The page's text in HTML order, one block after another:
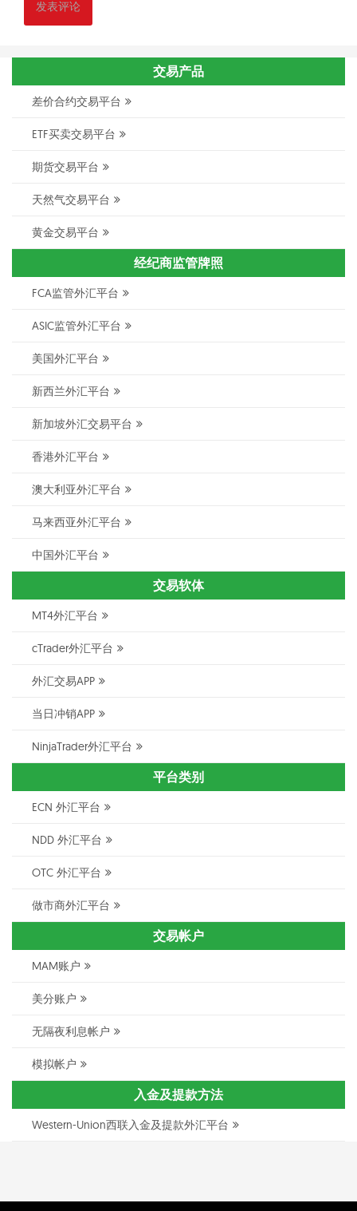
交易产品
差价合约交易平台
ETF买卖交易平台
期货交易平台
天然气交易平台
黄金交易平台
经纪商监管牌照
FCA监管外汇平台
ASIC监管外汇平台
美国外汇平台
新西兰外汇平台
新加坡外汇交易平台
香港外汇平台
澳大利亚外汇平台
马来西亚外汇平台
中国外汇平台
交易软体
MT4外汇平台
cTrader外汇平台
外汇交易APP
当日冲销APP
NinjaTrader外汇平台
平台类别
ECN 外汇平台
NDD 外汇平台
OTC 外汇平台
做市商外汇平台
交易帐户
MAM账户
美分账户
无隔夜利息帐户
模拟帐户
入金及提款方法
Western-Union西联入金及提款外汇平台